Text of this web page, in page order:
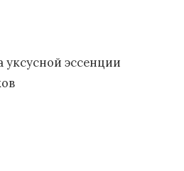
уксусной эссенции